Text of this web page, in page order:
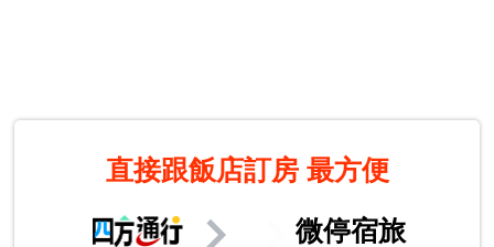
直接跟飯店訂房 最方便
微停宿旅